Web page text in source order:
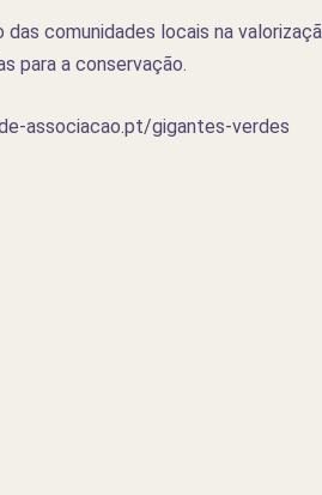
comunidades locais na
para a conservação.
associacao.pt/gigantes-verdes